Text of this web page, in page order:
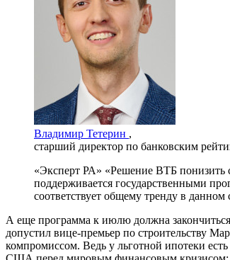
Владимир Тетерин ,
старший директор по банковским
«Эксперт РА» «Решение ВТБ понизить
поддерживается государственными
соответствует общему тренду в данном
А еще программа к июлю должна
допустил вице-премьер по строительству
компромиссом. Ведь у льготной ипотеки